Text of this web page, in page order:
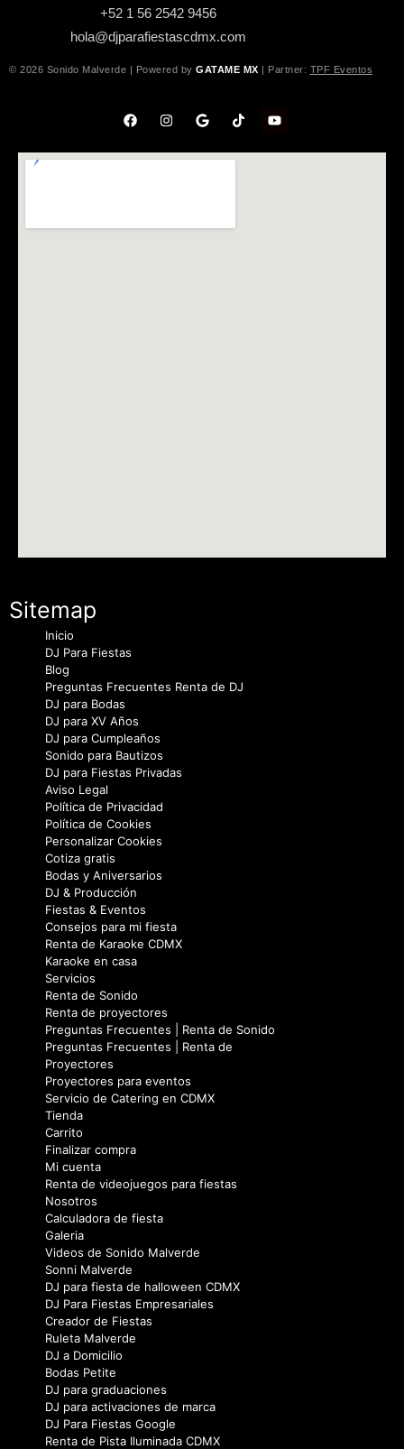
+52 1 56 2542 9456
hola@djparafiestascdmx.com
© 2026 Sonido Malverde | Powered by GATAME MX | Partner: TPF Eventos
Sitemap
Inicio
DJ Para Fiestas
Blog
Preguntas Frecuentes Renta de DJ
DJ para Bodas
DJ para XV Años
DJ para Cumpleaños
Sonido para Bautizos
DJ para Fiestas Privadas
Aviso Legal
Política de Privacidad
Política de Cookies
Personalizar Cookies
Cotiza gratis
Bodas y Aniversarios
DJ & Producción
Fiestas & Eventos
Consejos para mi fiesta
Renta de Karaoke CDMX
Karaoke en casa
Servicios
Renta de Sonido
Renta de proyectores
Preguntas Frecuentes | Renta de Sonido
Preguntas Frecuentes | Renta de
Proyectores
Proyectores para eventos
Servicio de Catering en CDMX
Tienda
Carrito
Finalizar compra
Mi cuenta
Renta de videojuegos para fiestas
Nosotros
Calculadora de fiesta
Galeria
Videos de Sonido Malverde
Sonni Malverde
DJ para fiesta de halloween CDMX
DJ Para Fiestas Empresariales
Creador de Fiestas
Ruleta Malverde
DJ a Domicilio
Bodas Petite
DJ para graduaciones
DJ para activaciones de marca
DJ Para Fiestas Google
Renta de Pista Iluminada CDMX